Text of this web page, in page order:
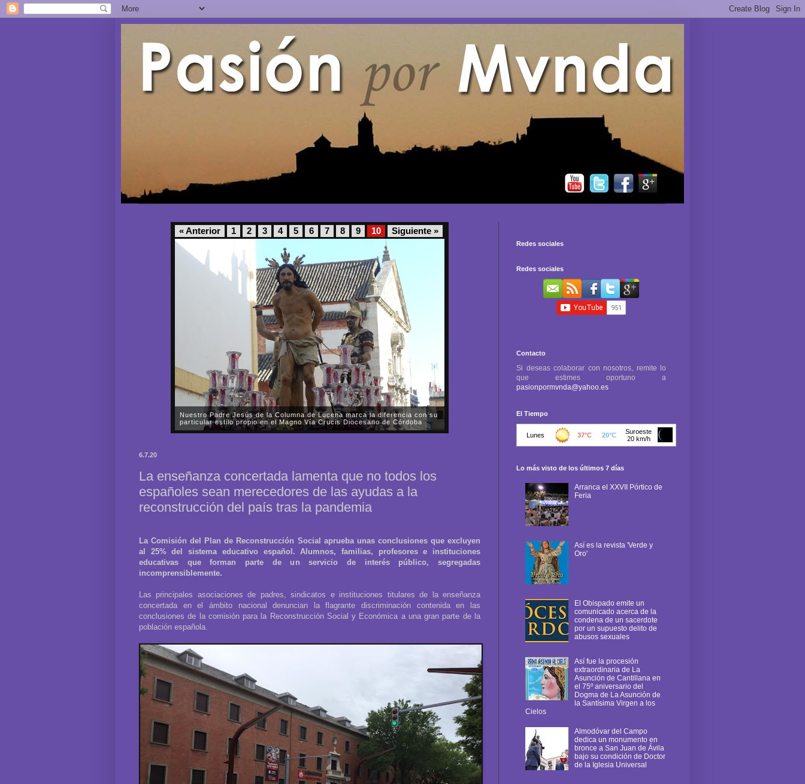
« Anterior 1 2 3 4 5 6 7 8 9 10 Siguiente »
Nuestro Padre Jesús de la Columna de Lucena marca la diferencia con su
particular estilo propio en el Magno Vía Crucis Diocesano de Córdoba
6.7.20
La enseñanza concertada lamenta que no todos los
españoles sean merecedores de las ayudas a la
reconstrucción del país tras la pandemia
La Comisión del Plan de Reconstrucción Social aprueba unas conclusiones que excluyen
al 25% del sistema educativo español. Alumnos, familias, profesores e instituciones
educativas que forman parte de un servicio de interés público, segregadas
incomprensiblemente.
Las principales asociaciones de padres, sindicatos e instituciones titulares de la enseñanza
concertada en el ámbito nacional denuncian la flagrante discriminación contenida en las
conclusiones de la comisión para la Reconstrucción Social y Económica a una gran parte de la
población española.
Redes sociales
Redes sociales
Contacto
Si deseas colaborar con nosotros, remite lo
que estimes oportuno a
pasionpormvnda@yahoo.es
El Tiempo
Lo más visto de los últimos 7 días
Arranca el XXVII Pórtico de
Feria
Así es la revista 'Verde y
Oro'
El Obispado emite un
comunicado acerca de la
condena de un sacerdote
por un supuesto delito de
abusos sexuales
Así fue la procesión
extraordinaria de La
Asunción de Cantillana en
el 75º aniversario del
Dogma de La Asunción de
la Santísima Virgen a los
Cielos
Almodóvar del Campo
dedica un monumento en
bronce a San Juan de Ávila
bajo su condición de Doctor
de la Iglesia Universal